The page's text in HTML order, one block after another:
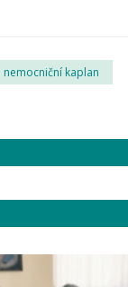
nemocniční kaplan